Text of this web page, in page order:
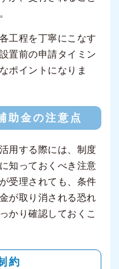
工程を丁寧にこなす
置前の申請タイミン
ポイントになりま
助金の注意点
用する際には、制度
知っておくべき注意
受理されても、条件
が取り消される恐れ
かり確認しておくこ
約